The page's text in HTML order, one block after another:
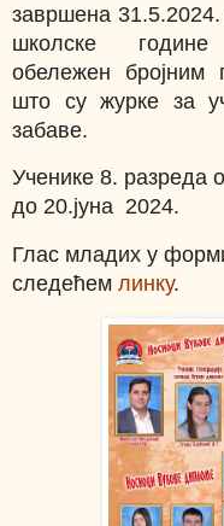
завршена 31.5.2024.
школске
обележен бројним
што су журке за
забаве.
Ученике 8. разреда
до 20.јуна 2024.
Глас младих у
следећем линку.